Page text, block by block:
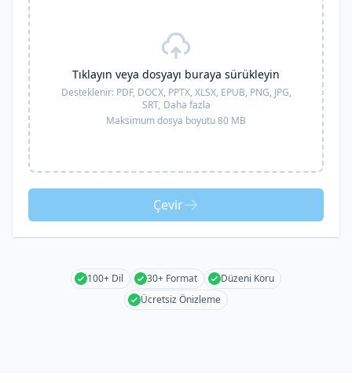
Tıklayın veya dosyayı buraya sürükleyin
Desteklenir: PDF, DOCX, PPTX, XLSX, EPUB, PNG, JPG,
SRT, Daha fazla
Maksimum dosya boyutu 80 MB
Çevir
100+ Dil 30+ Format
Düzeni Koru
Ücretsiz Önizleme